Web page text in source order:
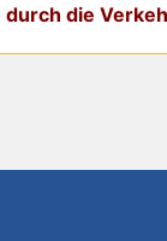
die